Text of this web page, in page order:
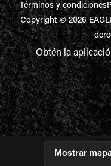
Mostrar
Términos y condiciones
Copyright © 2026
Obtén la